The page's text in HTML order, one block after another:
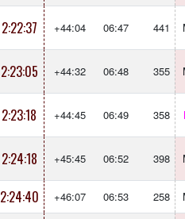
2:22:37 +44:04 06:47 441
2:23:05 +44:32 06:48 355
2:23:18 +44:45 06:49 358
2:24:18 +45:45 06:52 398
2:24:40 +46:07 06:53 258